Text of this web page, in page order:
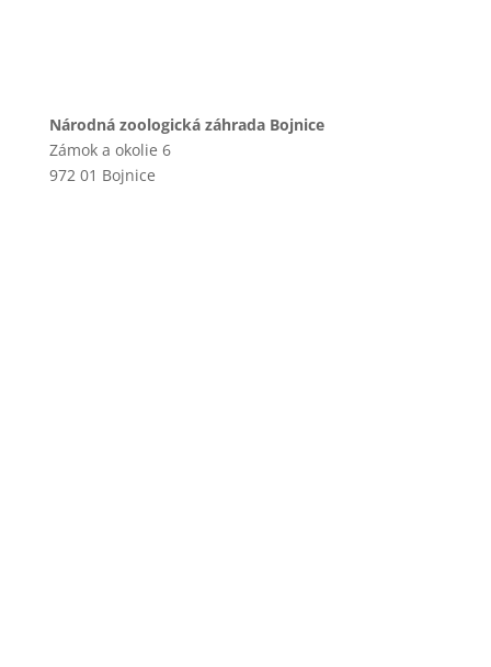
Národná zoologická záhrada Bojnice
Zámok a okolie 6
972 01 Bojnice